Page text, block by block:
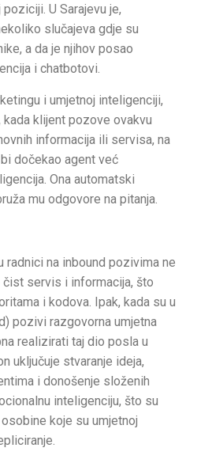
U Sarajevu je,
slučajeva gdje su
a da je njihov posao
i chatbotovi.
i umjetnoj inteligenciji,
klijent pozove ovakvu
informacija ili servisa, na
dočekao agent već
Ona automatski
mu odgovore na pitanja.
radnici na inbound pozivima ne
servis i informacija, što
i kodova. Ipak, kada su u
pozivi razgovorna umjetna
realizirati taj dio posla u
uključuje stvaranje ideja,
i donošenje složenih
inteligenciju, što su
koje su umjetnoj